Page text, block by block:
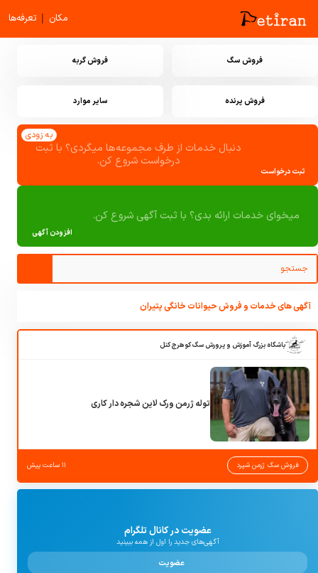
مکان | تعرفه‌ها
فروش سگ فروش گربه
فروش پرنده سایر موارد
ثبت درخواست
دنبال خدمات از طرف مجموعه‌ها میگردی؟ با ثبت
درخواست شروع کن.
به زودی
افزودن آگهی
میخوای خدمات ارائه بدی؟ با ثبت آگهی شروع کن.
آگهی های خدمات و فروش حیوانات خانگی پتیران
باشگاه بزرگ آموزش و پرورش سگ کوهرج کنل
توله ژرمن ورک لاین شجره دار کاری
فروش سگ ژرمن شپرد ۱۱ ساعت پیش
عضویت در کانال تلگرام
آگهی‌های جدید را اول از همه ببینید
عضویت